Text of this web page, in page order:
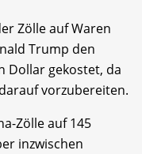
Zölle auf Waren
Trump den
Dollar gekostet, da
vorzubereiten.
Zölle auf 145
inzwischen